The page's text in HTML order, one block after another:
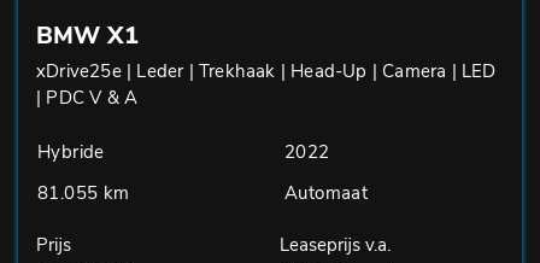
BMW X1
xDrive25e | Leder | Trekhaak | Head-Up | Camera | LED
| PDC V & A
Hybride
2022
81.055 km
Automaat
Prijs Leaseprijs v.a.